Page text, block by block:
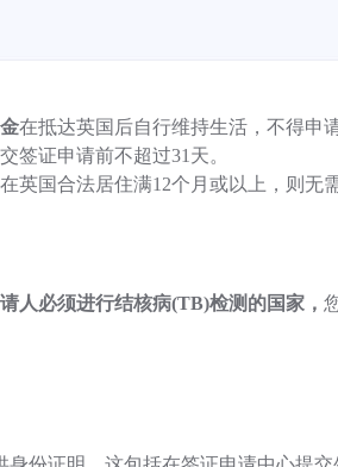
在抵达英国后自行维持生活，不得申
签证申请前不超过31天。
英国合法居住满12个月或以上，则无
人必须进行结核病(TB)检测的国家，